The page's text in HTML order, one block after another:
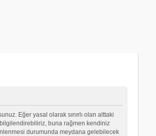
Eğer yasal olarak sınırlı olan alttaki
buna rağmen kendiniz
durumunda meydana gelebilecek